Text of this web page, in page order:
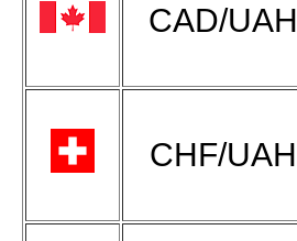
CAD/UAH
CHF/UAH